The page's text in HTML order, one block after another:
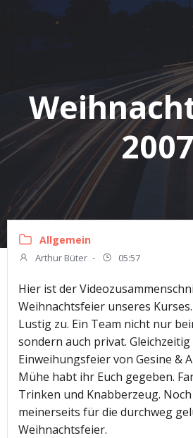
Zum
2007
Allgemein
Arthur Büter - 05:57
Hier ist der
Weihnachtsfeier unseres
Lustig zu. Ein Team nicht nur
sondern auch privat. Gleichzeitig
Einweihungsfeier von Gesine &
Mühe habt ihr Euch gegeben.
Trinken und Knabberzeug.
meinerseits für die durchweg
Weihnachtsfeier.